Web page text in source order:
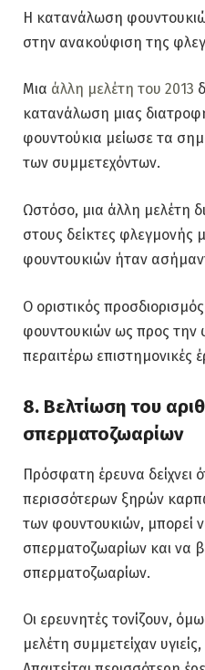
Η κατανάλωση
στην ανακούφιση της
Μια άλλη μελέτη του 2013
κατανάλωση μιας
φουντούκια μείωσε τα
των συμμετεχόντων.
Ωστόσο, μια άλλη μελέτη
στους δείκτες
φουντουκιών ήταν
Ο οριστικός
φουντουκιών ως προς την
περαιτέρω επιστημονικές
8. Βελτίωση του
σπερματοζωαρίων
Πρόσφατη έρευνα δείχνει
περισσότερων ξηρών
των φουντουκιών, μπορεί
σπερματοζωαρίων και να
σπερματοζωαρίων.
Οι ερευνητές τονίζουν,
μελέτη συμμετείχαν